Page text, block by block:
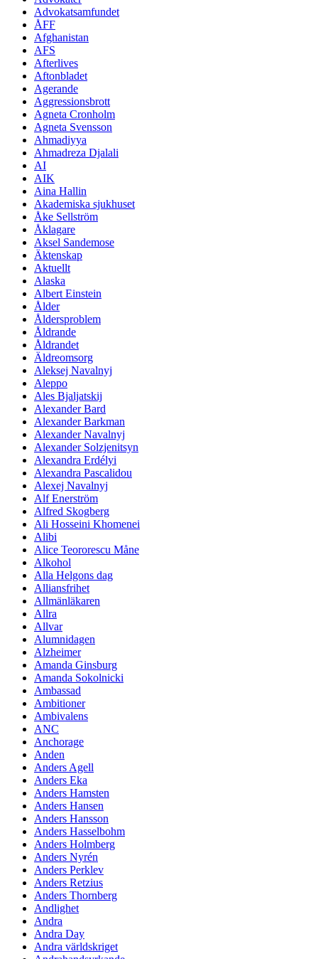
Advokatsamfundet
ÅFF
Afghanistan
AFS
Afterlives
Aftonbladet
Agerande
Aggressionsbrott
Agneta Cronholm
Agneta Svensson
Ahmadiyya
Ahmadreza Djalali
AI
AIK
Aina Hallin
Akademiska sjukhuset
Åke Sellström
Åklagare
Aksel Sandemose
Äktenskap
Aktuellt
Alaska
Albert Einstein
Ålder
Åldersproblem
Åldrande
Åldrandet
Äldreomsorg
Aleksej Navalnyj
Aleppo
Ales Bjaljatskij
Alexander Bard
Alexander Barkman
Alexander Navalnyj
Alexander Solzjenitsyn
Alexandra Erdélyi
Alexandra Pascalidou
Alexej Navalnyj
Alf Enerström
Alfred Skogberg
Ali Hosseini Khomenei
Alibi
Alice Teororescu Måne
Alkohol
Alla Helgons dag
Alliansfrihet
Allmänläkaren
Allra
Allvar
Alumnidagen
Alzheimer
Amanda Ginsburg
Amanda Sokolnicki
Ambassad
Ambitioner
Ambivalens
ANC
Anchorage
Anden
Anders Agell
Anders Eka
Anders Hamsten
Anders Hansen
Anders Hansson
Anders Hasselbohm
Anders Holmberg
Anders Nyrén
Anders Perklev
Anders Retzius
Anders Thornberg
Andlighet
Andra
Andra Day
Andra världskriget